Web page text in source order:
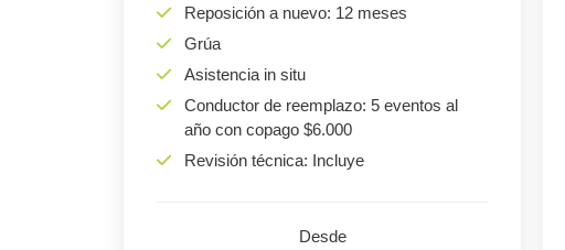
Reposición a nuevo: 12 meses
Grúa
Asistencia in situ
Conductor de reemplazo: 5 eventos al
año con copago $6.000
Revisión técnica: Incluye
Desde